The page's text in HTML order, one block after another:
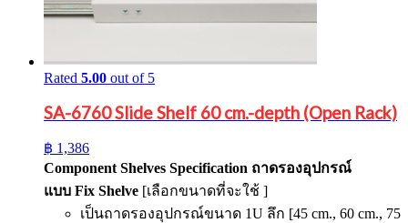
Rated 5.00 out of 5
SA-6760 Slide Shelf 60 cm.-depth (Open Rack)
฿ 1,386
Component Shelves Specification ถาดรองอุปกรณ์
แบบ Fix Shelve [เลือกขนาดที่จะใช้ ]
เป็นถาดรองอุปกรณ์ขนาด 1U ลึก [45 cm., 60 cm., 75